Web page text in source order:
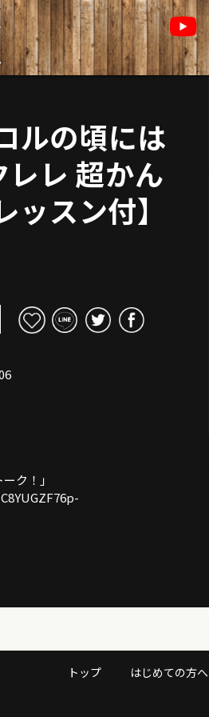
ルの頃には
レ 超かん
スン付】
ク！」
トップ はじめての方へ